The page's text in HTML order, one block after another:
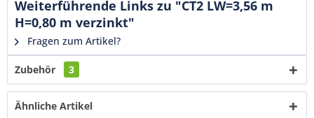
Weiterführende Links zu "CT2 LW=3,56 m
H=0,80 m verzinkt"
Fragen zum Artikel?
Zubehör 3
Ähnliche Artikel